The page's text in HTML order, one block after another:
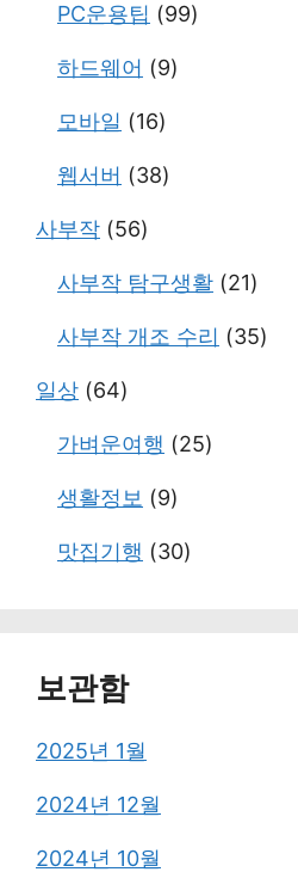
PC운용팁 (99)
하드웨어 (9)
모바일 (16)
웹서버 (38)
사부작 (56)
사부작 탐구생활 (21)
사부작 개조 수리 (35)
일상 (64)
가벼운여행 (25)
생활정보 (9)
맛집기행 (30)
보관함
2025년 1월
2024년 12월
2024년 10월